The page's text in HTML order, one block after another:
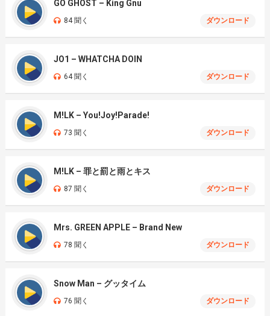
GO GHOST – King Gnu
84 聞く ダウンロード
JO1 – WHATCHA DOIN
64 聞く ダウンロード
M!LK – You!Joy!Parade!
73 聞く ダウンロード
M!LK – 罪と罰と雨とキス
87 聞く ダウンロード
Mrs. GREEN APPLE – Brand New
78 聞く ダウンロード
Snow Man – グッタイム
76 聞く ダウンロード